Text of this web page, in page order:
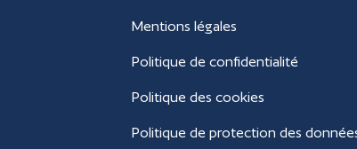
Mentions légales
Politique de confidentialité
Politique des cookies
Politique de protection des